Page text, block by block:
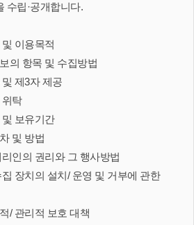
수립·공개합니다.
이용목적
의 항목 및 수집방법
제3자 제공
탁
보유기간
및 방법
인의 권리와 그 행사방법
장치의 설치/ 운영 및 거부에 관한
/ 관리적 보호 대책